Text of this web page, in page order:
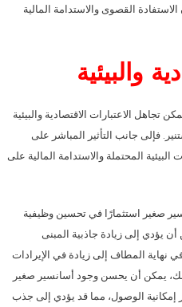
القصوى والاستدامة المالية
والبيئية
الاعتبارات الاقتصادية والبيئية
فإلى جانب التأثير المباشر على
البيئية المحتملة والاستدامة المالية على
صغير استثمارًا في تحسين وظيفية
أن يؤدي إلى زيادة جاذبية المبنى
نهاية المطاف إلى زيادة في الإيرادات
ذلك، يمكن أن يحسن وجود أسانسير صغير
الوصول، مما قد يؤدي إلى جذب